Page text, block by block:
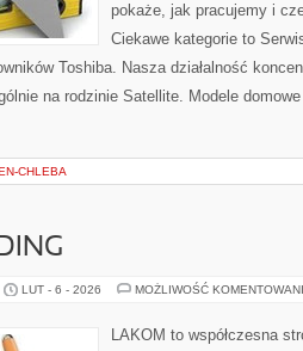
pokaże, jak pracujemy i
Ciekawe kategorie to
Toshiba. Nasza działalność
na rodzinie Satellite. Modele
CHLEBA
LUT - 6 - 2026 MOŻLIWOŚĆ
LAKOM to współczesna